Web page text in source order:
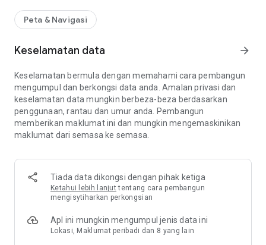
wang paling banyak dan menghantar pesanan kepada anda.
mendapat pesanan daripada pelanggan yang terdekat
dengan anda. Yandex Pro (Taximeter) mengedarkan
pesanan supaya anda menghabiskan paling sedikit masa
kosong dan paling banyak masa memperoleh pendapatan.
Yandex.Navigator percuma
Cari pelanggan dan bawa mereka ke destinasi mereka
dengan cepat terima kasih kepada Yandex.Navigator. Anda
tidak perlu melakukan apa-apa - ia akan mendapat arah
secara automatik dan membimbing anda dalam perjalanan
Lihat pesanan bergaji tinggi pada peta
Peta & Navigasi
Keselamatan data arrow_forward
Keselamatan bermula dengan memahami cara pembangun
mengumpul dan berkongsi data anda. Amalan privasi dan
keselamatan data mungkin berbeza-beza berdasarkan
penggunaan, rantau dan umur anda. Pembangun
memberikan maklumat ini dan mungkin mengemaskinikan
maklumat dari semasa ke semasa.
Tiada data dikongsi dengan pihak ketiga
Ketahui lebih lanjut tentang cara pembangun
mengisytiharkan perkongsian
Apl ini mungkin mengumpul jenis data ini
Lokasi, Maklumat peribadi dan 8 yang lain